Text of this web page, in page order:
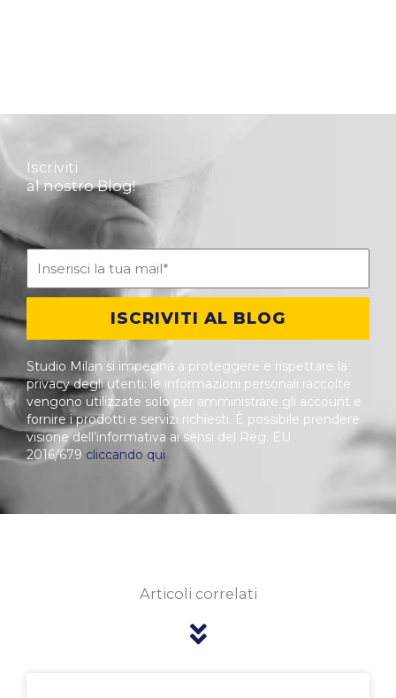
Iscriviti
al nostro Blog!
ISCRIVITI AL BLOG
Studio Milan si impegna a proteggere e rispettare la
privacy degli utenti: le informazioni personali raccolte
vengono utilizzate solo per amministrare gli account e
fornire i prodotti e servizi richiesti. È possibile prendere
visione dell’informativa ai sensi del Reg. EU
2016/679 cliccando qui
Articoli correlati